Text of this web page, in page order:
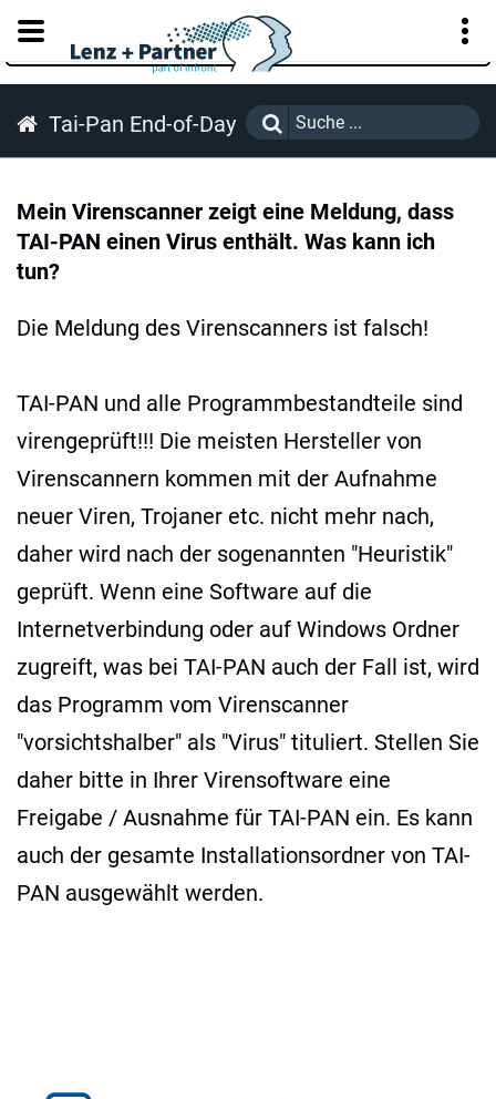
KUNDENPORTAL
Tai-Pan End-of-Day
Mein Virenscanner zeigt eine Meldung, dass
TAI-PAN einen Virus enthält. Was kann ich
tun?
Die Meldung des Virenscanners ist falsch!
TAI-PAN und alle Programmbestandteile sind
virengeprüft!!! Die meisten Hersteller von
Virenscannern kommen mit der Aufnahme
neuer Viren, Trojaner etc. nicht mehr nach,
daher wird nach der sogenannten "Heuristik"
geprüft. Wenn eine Software auf die
Internetverbindung oder auf Windows Ordner
zugreift, was bei TAI-PAN auch der Fall ist, wird
das Programm vom Virenscanner
"vorsichtshalber" als "Virus" tituliert. Stellen Sie
daher bitte in Ihrer Virensoftware eine
Freigabe / Ausnahme für TAI-PAN ein. Es kann
auch der gesamte Installationsordner von TAI-
PAN ausgewählt werden.